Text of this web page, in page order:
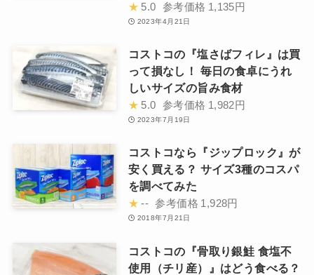
★ 5.0 参考価格 1,135円
2023年4月21日
コストコの『塩さばフィレ』は買
って損なし！ 毎日の食卓にうれ
しいサイズの旨み食材
★ 5.0 参考価格 1,982円
2023年7月19日
コストコなら『ジップロック』が
安く買える？ サイズ3種のコスパ
を調べてみた
★ -- 参考価格 1,928円
2018年7月21日
コストコの『骨取り銀鮭 食塩不
使用（チリ産）』はどう食べる？